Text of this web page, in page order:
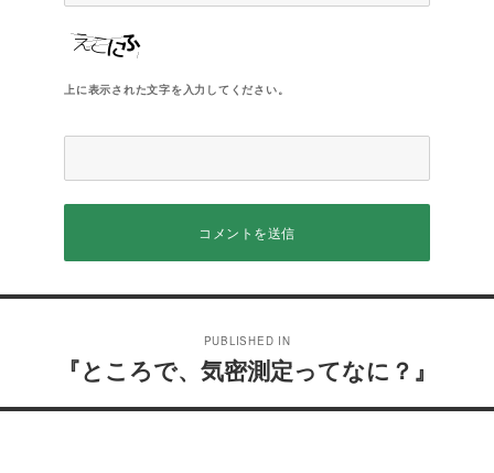
上に表示された文字を入力してください。
PUBLISHED IN
『ところで、気密測定ってなに？』